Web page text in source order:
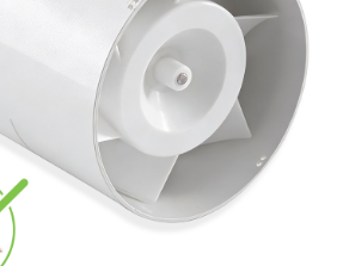
enlarge